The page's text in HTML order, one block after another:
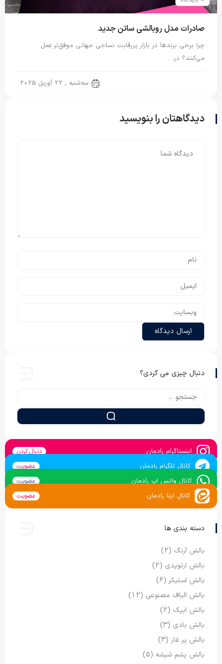
صادرات مدل روبالشی ساتن جدید
چرا برخی برندها در بازار پررقابت نساجی جهانی موفق‌تر عمل
می‌کنند؟ در…
سه‌شنبه , 22 آوریل 2025
دیدگاهتان را بنویسید
دنبال چیزی می گردی؟
اینستاگرام رادمان دنبال کردن
کانال تلگرام رادمان عضویت
کانال واتس اپ رادمان عضویت
کانال ایتا رادمان عضویت
دسته بندی ها
بالش آرنگ (2)
بالش ارتوپدی (2)
بالش استیکر(6)
بالش الیاف مصنوعی (12)
بالش ایپک (2)
بالش بادی (3)
بالش پر غاز (3)
بالش پشم شیشه (5)